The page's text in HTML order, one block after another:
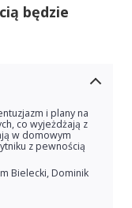
będzie
i plany na
co wyjeżdżają z
w domowym
z pewnością
Bielecki, Dominik